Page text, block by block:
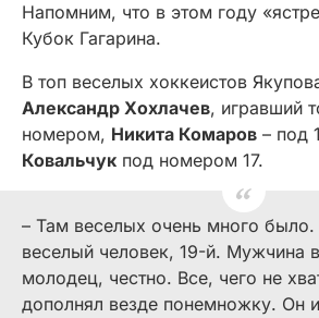
Напомним, что в этом году
Кубок Гагарина.
В топ веселых хоккеистов
Александр Хохлачев, игравший
номером, Никита Комаров – под
Ковальчук под номером 17.
– Там веселых очень много
веселый человек, 19-й. Мужчина
молодец, честно. Все, чего не
дополнял везде понемножку. Он